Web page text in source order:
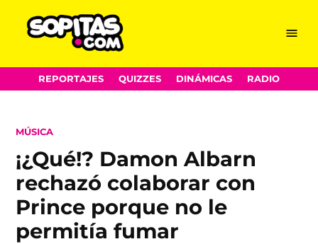
Skip
to
Menu
REPORTAJES QUIZZES DINÁMICAS RADIO
POSTED
MÚSICA
¡¿Qué!? Damon Albarn
rechazó colaborar con
Prince porque no le
permitía fumar